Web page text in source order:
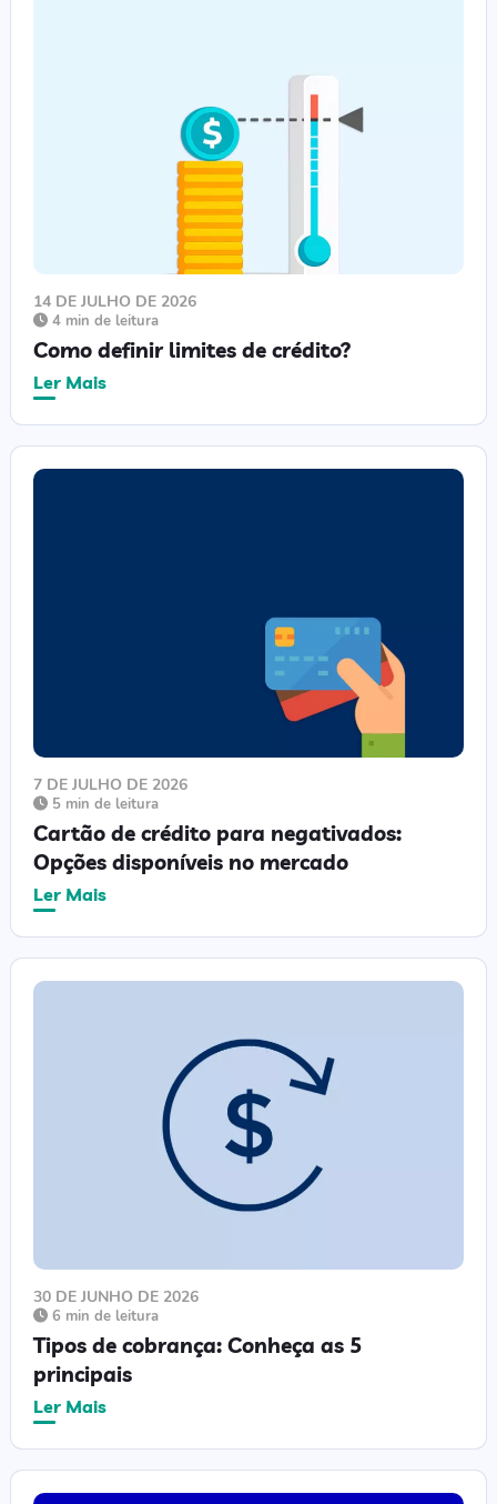
14 DE JULHO DE 2026
4 min de leitura
Como definir limites de crédito?
Ler Mais
7 DE JULHO DE 2026
5 min de leitura
Cartão de crédito para negativados:
Opções disponíveis no mercado
Ler Mais
30 DE JUNHO DE 2026
6 min de leitura
Tipos de cobrança: Conheça as 5
principais
Ler Mais